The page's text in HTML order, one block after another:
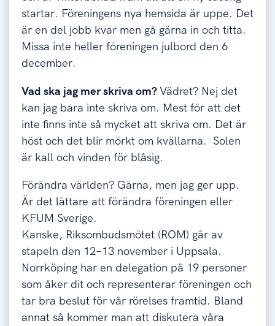
startar. Föreningens nya hemsida är uppe. Det
är en del jobb kvar men gå gärna in och titta.
Missa inte heller föreningen julbord den 6
december.
Vad ska jag mer skriva om?Vädret? Nej det
kan jag bara inte skriva om. Mest för att det
inte finns inte så mycket att skriva om. Det är
höst och det blir mörkt om kvällarna. Solen
är kall och vinden för blåsig.
Förändra världen? Gärna, men jag ger upp.
Är det lättare att förändra föreningen eller
KFUM Sverige.
Kanske, Riksombudsmötet (ROM) går av
stapeln den 12–13 november i Uppsala.
Norrköping har en delegation på 19 personer
som åker dit och representerar föreningen och
tar bra beslut för vår rörelses framtid. Bland
annat så kommer man att diskutera våra